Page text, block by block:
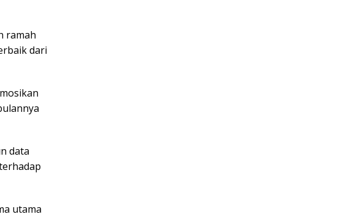
ramah
dari
data
utama